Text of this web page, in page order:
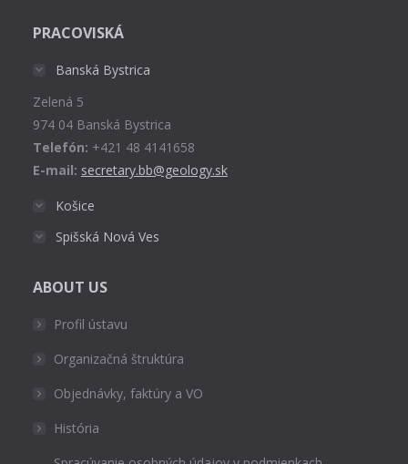
opens
window
PRACOVISKÁ
Banská Bystrica
Zelená 5
974 04 Banská Bystrica
Telefón: +421 48 4141658
E-mail: secretary.bb@geology.sk
Košice
Spišská Nová Ves
ABOUT US
Profil ústavu
Organizačná štruktúra
Objednávky, faktúry a VO
História